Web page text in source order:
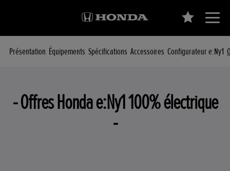
Présentation Équipements Spécifications Accessoires Configurateur e:Ny1
- Offres Honda e:Ny1 100% électrique
-